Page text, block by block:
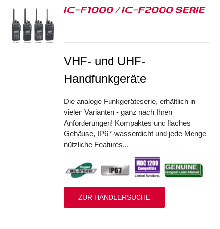
IC-F1000 / IC-F2000 SERIE
VHF- und UHF-
Handfunkgeräte
Die analoge Funkgeräteserie, erhältlich in
vielen Varianten - ganz nach Ihren
Anforderungen! Kompaktes und flaches
Gehäuse, IP67-wasserdicht und jede Menge
nützliche Features...
ZUR HÄNDLERSUCHE